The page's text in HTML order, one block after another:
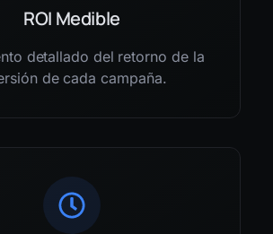
ROI Medible
detallado del retorno de la
de cada campaña.